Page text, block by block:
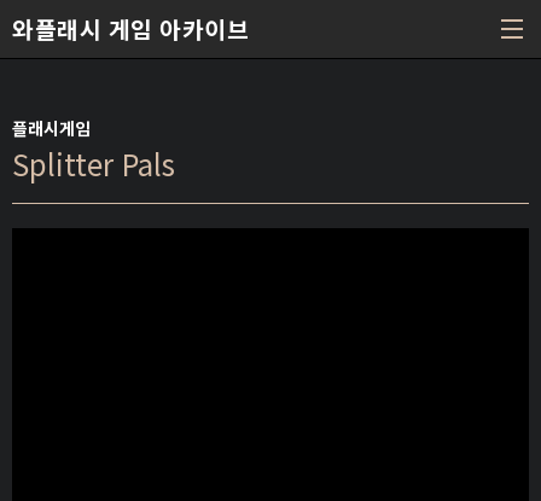
와플래시 게임 아카이브
플래시게임
Splitter Pals